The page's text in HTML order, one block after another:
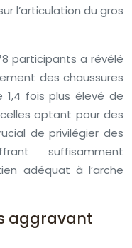
l’articulation du gros
participants a révélé
des chaussures
fois plus élevé de
optant pour des
de privilégier des
suffisamment
adéquat à l’arche
aggravant